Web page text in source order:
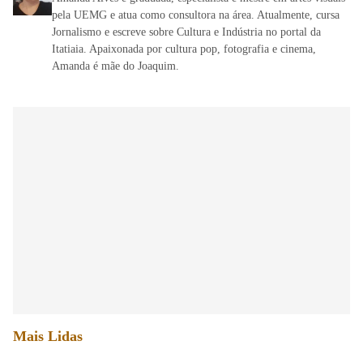
pela UEMG e atua como consultora na área. Atualmente, cursa
Jornalismo e escreve sobre Cultura e Indústria no portal da
Itatiaia. Apaixonada por cultura pop, fotografia e cinema,
Amanda é mãe do Joaquim.
Mais Lidas